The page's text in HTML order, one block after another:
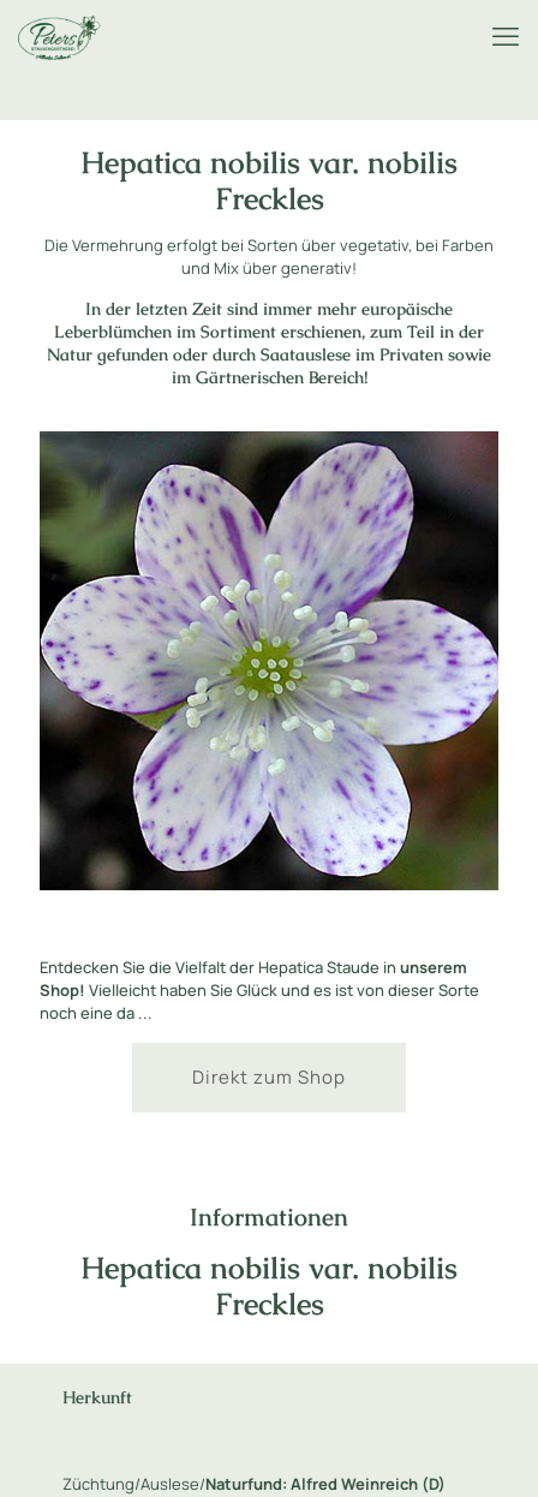
Hepatica nobilis var. nobilis
Freckles
Die Vermehrung erfolgt bei Sorten über vegetativ, bei Farben
und Mix über generativ!
In der letzten Zeit sind immer mehr europäische
Leberblümchen im Sortiment erschienen, zum Teil in der
Natur gefunden oder durch Saatauslese im Privaten sowie
im Gärtnerischen Bereich!
Entdecken Sie die Vielfalt der Hepatica Staude in unserem
Shop! Vielleicht haben Sie Glück und es ist von dieser Sorte
noch eine da ...
Direkt zum Shop
Informationen
Hepatica nobilis var. nobilis
Freckles
Herkunft
Züchtung/Auslese/Naturfund: Alfred Weinreich (D)